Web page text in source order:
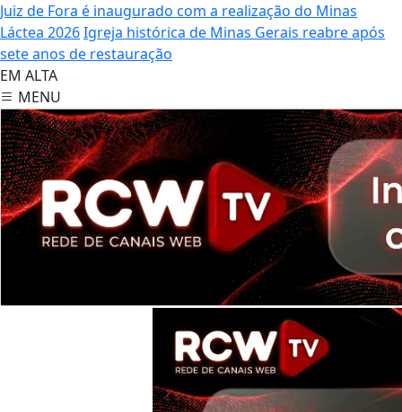
Juiz de Fora é inaugurado com a realização do Minas
Láctea 2026Igreja histórica de Minas Gerais reabre após
sete anos de restauração
EM ALTA
MENU